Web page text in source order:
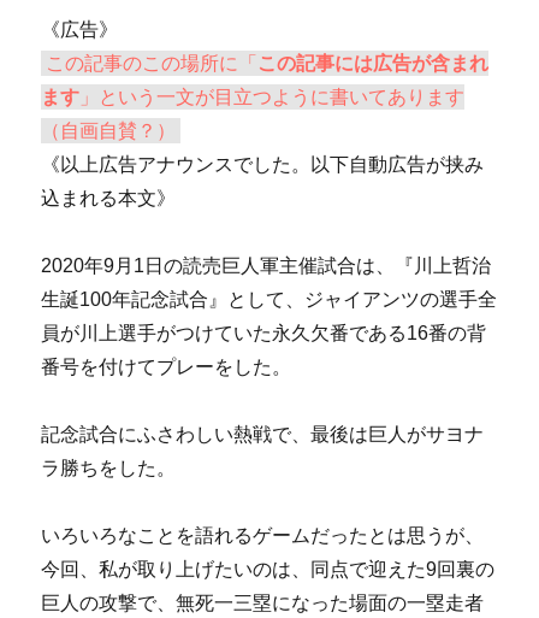
《広告》
この記事のこの場所に「 この記事には広告が含まれ
ます 」という一文が目立つように書いてあります
（自画自賛？）
《以上広告アナウンスでした。以下自動広告が挟み
込まれる本文》
2020年9月1日の読売巨人軍主催試合は、『川上哲治
生誕100年記念試合』として、ジャイアンツの選手全
員が川上選手がつけていた永久欠番である16番の背
番号を付けてプレーをした。
記念試合にふさわしい熱戦で、最後は巨人がサヨナ
ラ勝ちをした。
いろいろなことを語れるゲームだったとは思うが、
今回、私が取り上げたいのは、同点で迎えた9回裏の
巨人の攻撃で、無死一三塁になった場面の一塁走者